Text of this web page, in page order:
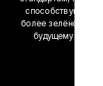
способствуют
более зелёному
будущему.